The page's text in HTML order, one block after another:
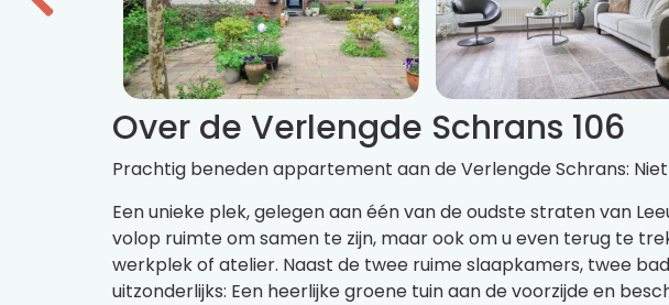
Over de Verlengde Schrans 106
Prachtig beneden appartement aan de Verlengde Schrans:
Een unieke plek, gelegen aan één van de oudste straten van
volop ruimte om samen te zijn, maar ook om u even terug te
werkplek of atelier. Naast de twee ruime slaapkamers, twee
uitzonderlijks: Een heerlijke groene tuin aan de voorzijde en